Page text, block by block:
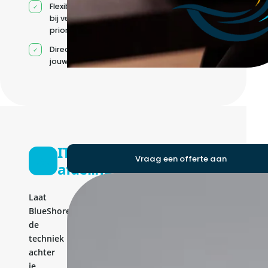
Flexibele capaciteit
bij veranderende
prioriteiten
Direct contact met
jouw team
IT-
afdeling
Laat
BlueShores
de
techniek
achter
Vraag een offerte aan